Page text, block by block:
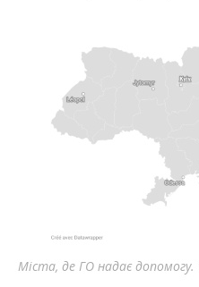
Міста, де ГО надає